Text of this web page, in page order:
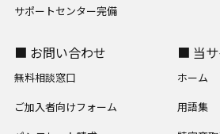
サポートセンター完備
■ お問い合わせ
無料相談窓口
ご加入者向けフォーム
■ 当サ
ホーム
用語集